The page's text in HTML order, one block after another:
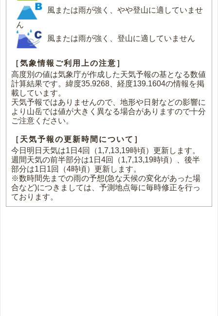
風または雨が強く、やや登山に適していませ
ん
風または雨が強く、登山に適していません
［気象情報ご利用上の注意］
高度別の値は気象庁が作成した天気予報の基となる数値
計算結果です。緯度35.9268、経度139.1604の情報を掲
載しています。
天気予報ではありませんので、地形や日射などの影響に
より山岳では値が大きく異なる場合がありますので十分
ご注意ください。
［天気予報の更新時間について］
今日明日天気は1日4回（1,7,13,19時頃）更新します。
週間天気の前半部分は1日4回（1,7,13,19時頃）、後半
部分は1日1回（4時頃）更新します。
※数時間先までの雨の予想(急な天候の変化があった場
合など)につきましては、予測地点毎に毎時修正を行っ
ております。